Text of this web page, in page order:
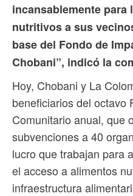
incansablemente para
nutritivos a sus
base del Fondo de
Chobani”, indicó la
Hoy, Chobani y La
beneficiarios del octavo
Comunitario anual, que
subvenciones a 40
lucro que trabajan para
el acceso a alimentos
infraestructura